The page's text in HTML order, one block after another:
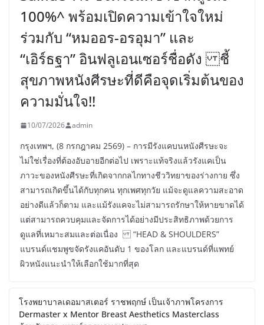
100%^ พร้อมเปิดความเข้าใจใหม่
ร่วมกับ “หมออร-อรอุมา” และ
“เอิร์ธฐา” อินฟลูเอนเซอร์ชื่อดัง ชี้
สุขภาพหนังศีรษะที่ดีคือจุดเริ่มต้นของ
ความมั่นใจ!!
10/07/2026 admin
กรุงเทพฯ, (8 กรกฎาคม 2569) – การมีรังแคบนหนังศีรษะจะ
ไม่ใช่เรื่องที่ต้องอับอายอีกต่อไป เพราะแท้จริงแล้วรังแคเป็น
ภาวะของหนังศีรษะที่เกิดจากกลไกทางชีววิทยาของร่างกาย ซึ่ง
สามารถเกิดขึ้นได้กับทุกคน ทุกเพศทุกวัย แม้จะดูแลความสะอาด
อย่างดีแล้วก็ตาม และแม้รังแคจะไม่สามารถรักษาให้หายขาดได้
แต่สามารถควบคุมและจัดการได้อย่างมีประสิทธิภาพด้วยการ
ดูแลที่เหมาะสมและต่อเนื่อง “HEAD & SHOULDERS”
แบรนด์แชมพูขจัดรังแคอันดับ 1 ของโลก และแบรนด์ที่แพทย์
ผิวหนังแนะนำให้เลือกใช้มากที่สุด
โรงพยาบาลเดอมาสเตอร์ ราชพฤกษ์ เป็นเจ้าภาพโครงการ
Dermaster x Mentor Breast Aesthetics Masterclass